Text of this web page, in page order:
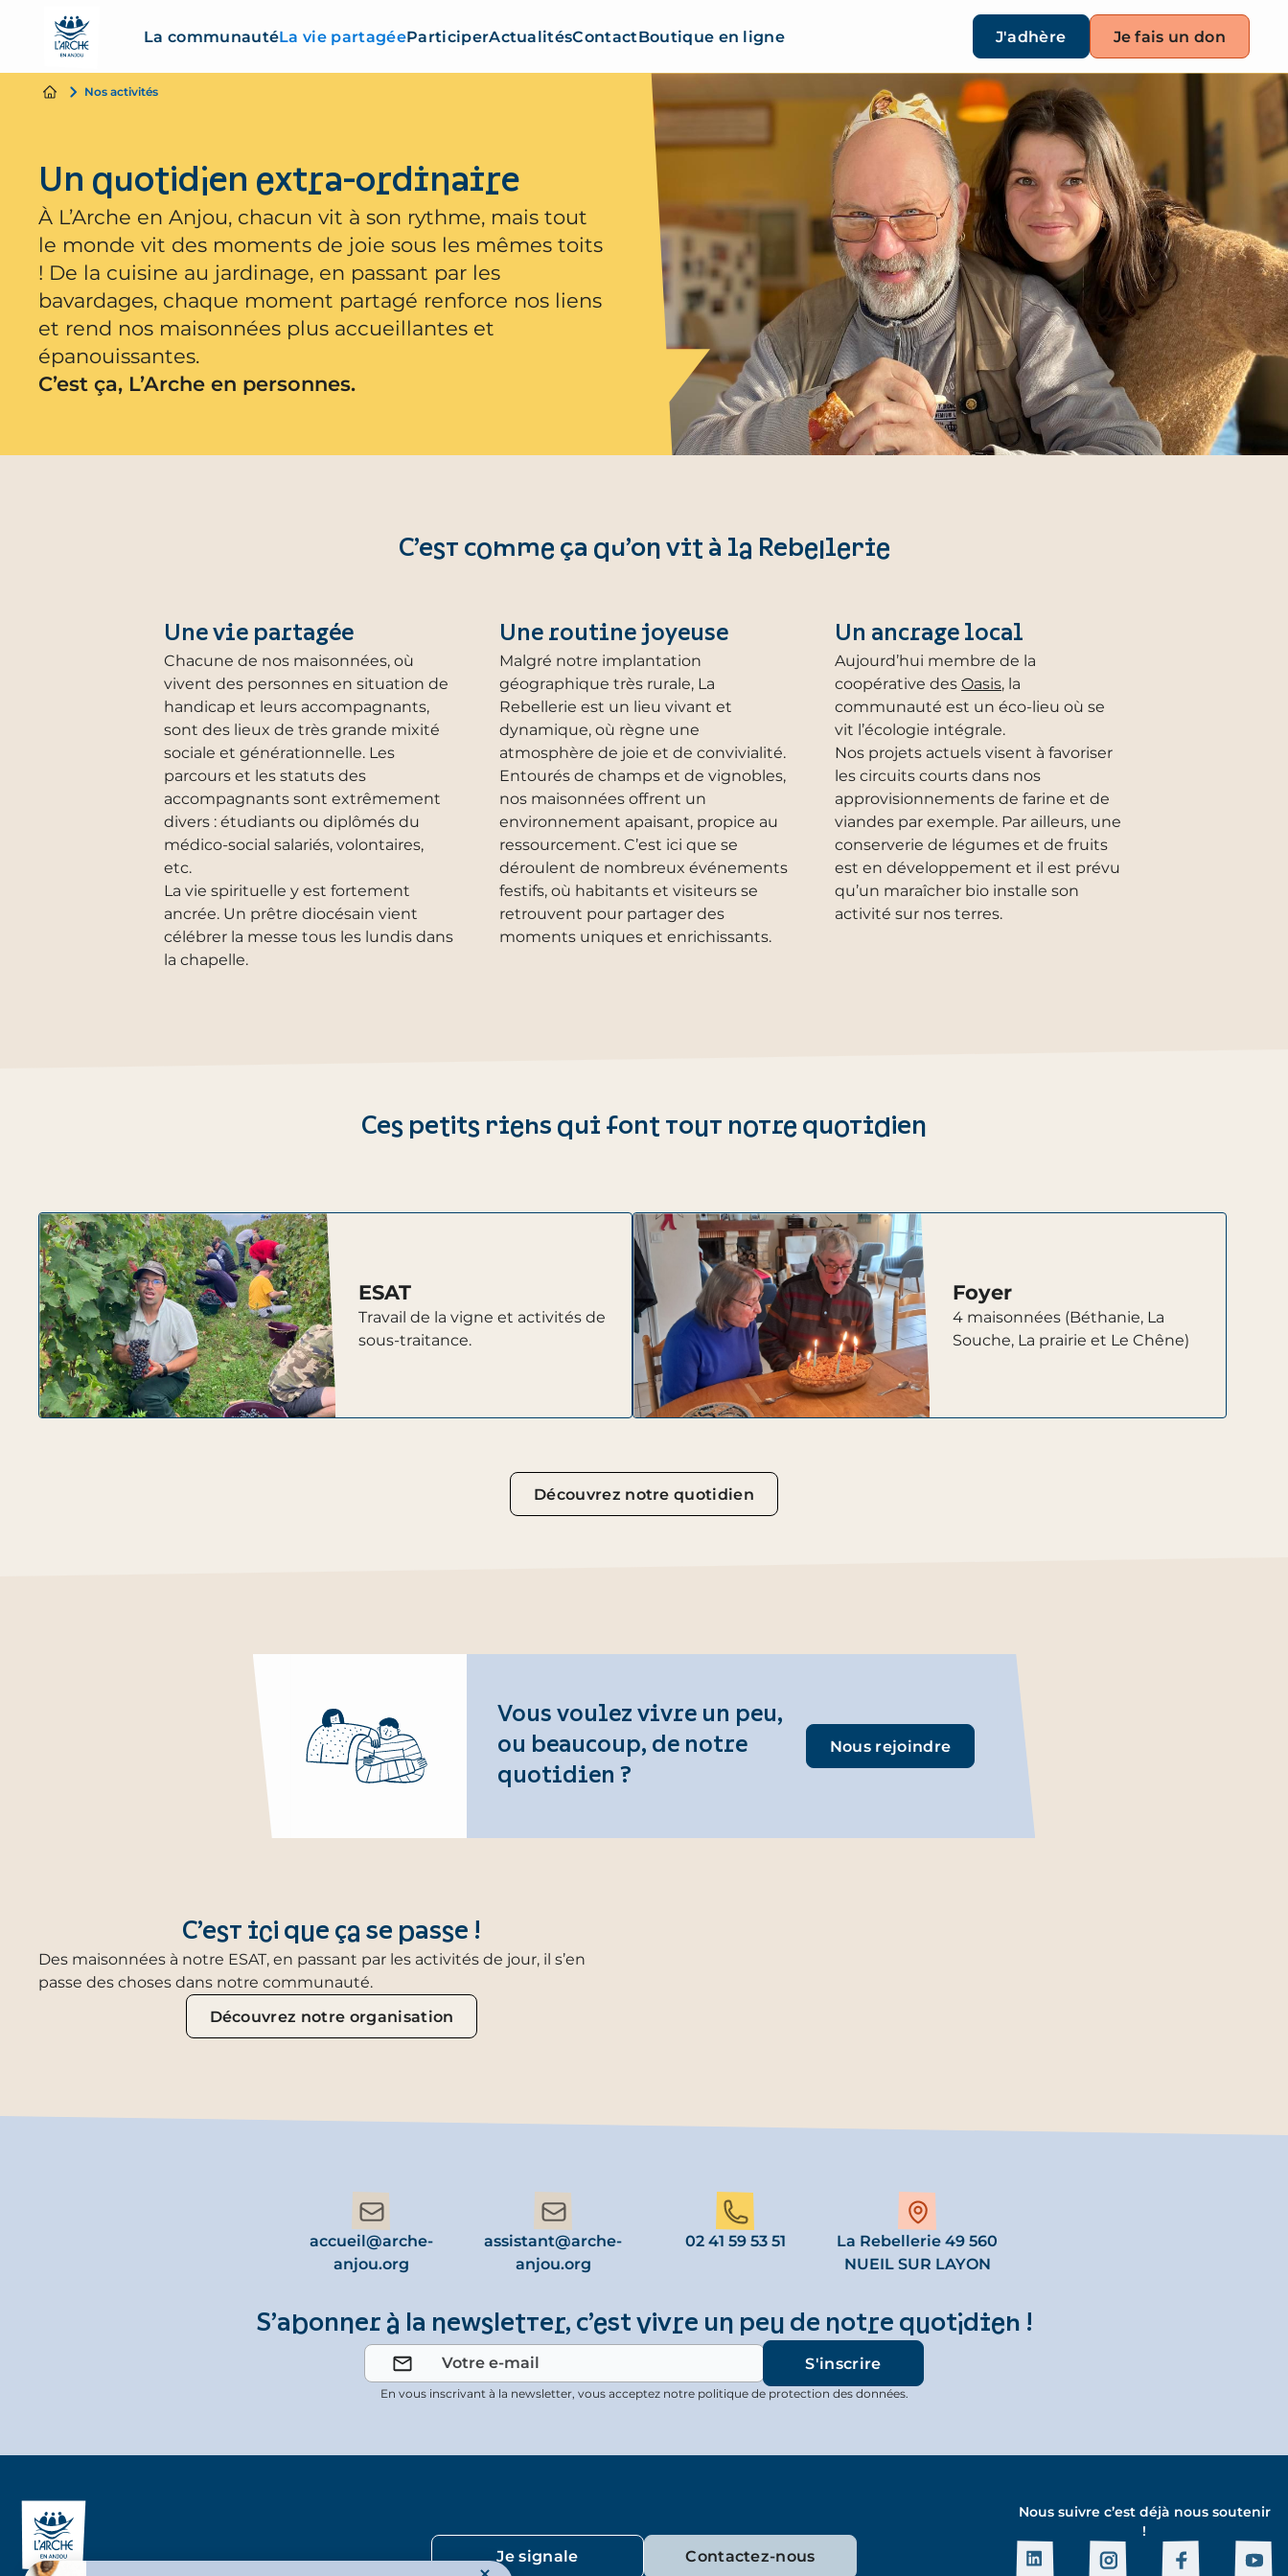
J'adhère Je fais un don
La communautéLa vie partagéeParticiperActualitésContactBoutique en ligne
Nos activités
Un quotidien extra-ordinaire
À L’Arche en Anjou, chacun vit à son rythme, mais tout
le monde vit des moments de joie sous les mêmes toits
! De la cuisine au jardinage, en passant par les
bavardages, chaque moment partagé renforce nos liens
et rend nos maisonnées plus accueillantes et
épanouissantes.
C’est ça, L’Arche en personnes.
C’est comme ça qu’on vit à la Rebellerie
Une vie partagée
Chacune de nos maisonnées, où
vivent des personnes en situation de
handicap et leurs accompagnants,
sont des lieux de très grande mixité
sociale et générationnelle. Les
parcours et les statuts des
accompagnants sont extrêmement
divers : étudiants ou diplômés du
médico-social salariés, volontaires,
etc.
La vie spirituelle y est fortement
ancrée. Un prêtre diocésain vient
célébrer la messe tous les lundis dans
la chapelle.
Une routine joyeuse
Malgré notre implantation
géographique très rurale, La
Rebellerie est un lieu vivant et
dynamique, où règne une
atmosphère de joie et de convivialité.
Entourés de champs et de vignobles,
nos maisonnées offrent un
environnement apaisant, propice au
ressourcement. C’est ici que se
déroulent de nombreux événements
festifs, où habitants et visiteurs se
retrouvent pour partager des
moments uniques et enrichissants.
Un ancrage local
Aujourd’hui membre de la
coopérative des Oasis, la
communauté est un éco-lieu où se
vit l’écologie intégrale.
Nos projets actuels visent à favoriser
les circuits courts dans nos
approvisionnements de farine et de
viandes par exemple. Par ailleurs, une
conserverie de légumes et de fruits
est en développement et il est prévu
qu’un maraîcher bio installe son
activité sur nos terres.
Ces petits riens qui font tout notre quotidien
ESAT
Travail de la vigne et activités de
sous-traitance.
Foyer
4 maisonnées (Béthanie, La
Souche, La prairie et Le Chêne)
Découvrez notre quotidien
Vous voulez vivre un peu,
ou beaucoup, de notre
quotidien ?
Nous rejoindre
C’est ici que ça se passe !
Des maisonnées à notre ESAT, en passant par les activités de jour, il s’en
passe des choses dans notre communauté.
Découvrez notre organisation
accueil@arche-
anjou.org
assistant@arche-
anjou.org
02 41 59 53 51
La Rebellerie 49 560
NUEIL SUR LAYON
S’abonner à la newsletter, c’est vivre un peu de notre quotidien !
En vous inscrivant à la newsletter, vous acceptez notre politique de protection des données.
Je signale Contactez-nous
Nous suivre c’est déjà nous soutenir
!